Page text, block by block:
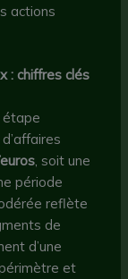
actions
: chiffres clés
étape
, soit une
période
reflète
de
d’une
et